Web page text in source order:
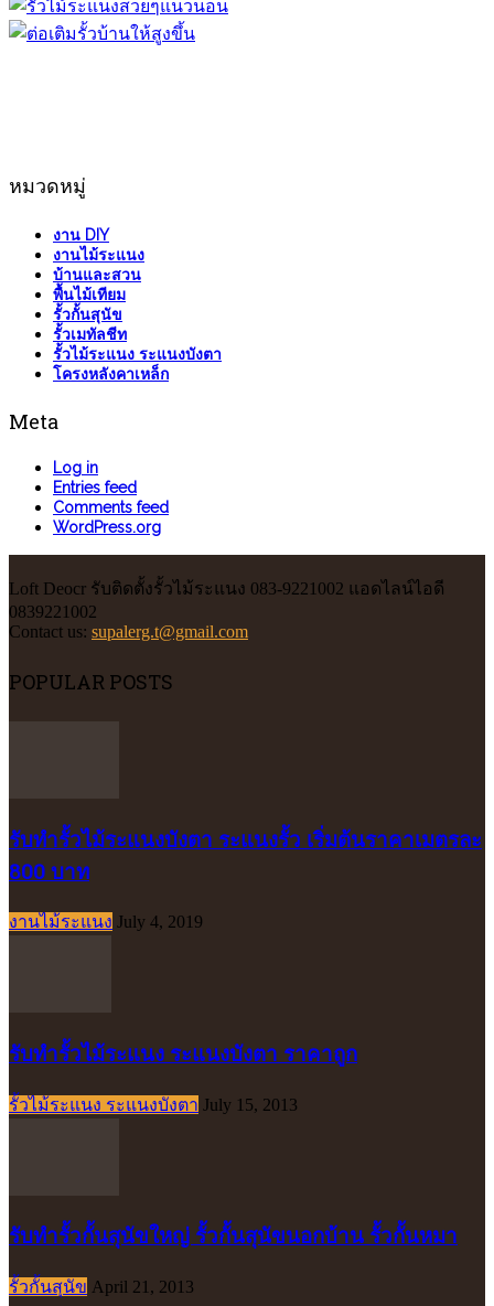
หมวดหมู่
งาน DIY
งานไม้ระแนง
บ้านและสวน
พื้นไม้เทียม
รั้วกั้นสุนัข
รั้วเมทัลชีท
รั้วไม้ระแนง ระแนงบังตา
โครงหลังคาเหล็ก
Meta
Log in
Entries feed
Comments feed
WordPress.org
Loft Deocr รับติดตั้งรั้วไม้ระแนง 083-9221002 แอดไลน์ไอดี
0839221002
Contact us: supalerg.t@gmail.com
POPULAR POSTS
รับทำรั้วไม้ระแนงบังตา ระแนงรั้ว เริ่มต้นราคาเมตรละ
800 บาท
งานไม้ระแนง July 4, 2019
รับทำรั้วไม้ระแนง ระแนงบังตา ราคาถูก
รั้วไม้ระแนง ระแนงบังตา July 15, 2013
รับทำรั้วกั้นสุนัขใหญ่ รั้วกั้นสุนัขนอกบ้าน รั้วกั้นหมา
รั้วกั้นสุนัข April 21, 2013